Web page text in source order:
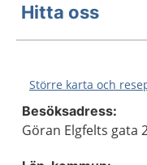
Hitta oss
Större karta och
Besöksadress:
Göran Elgfelts gata